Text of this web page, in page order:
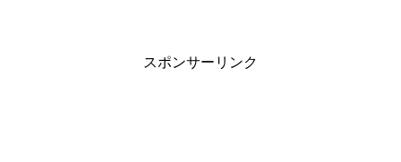
スポンサーリンク